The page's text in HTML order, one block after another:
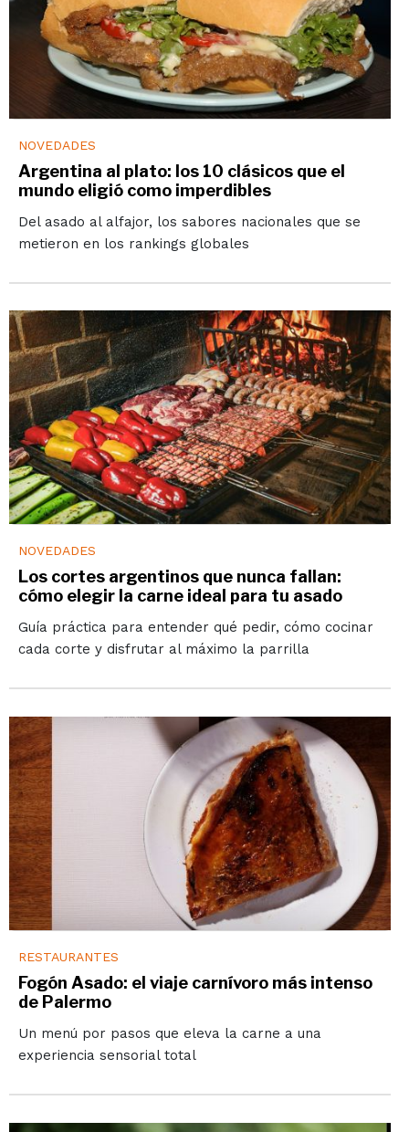
NOVEDADES
Argentina al plato: los 10 clásicos que el
mundo eligió como imperdibles
Del asado al alfajor, los sabores nacionales que se
metieron en los rankings globales
NOVEDADES
Los cortes argentinos que nunca fallan:
cómo elegir la carne ideal para tu asado
Guía práctica para entender qué pedir, cómo cocinar
cada corte y disfrutar al máximo la parrilla
RESTAURANTES
Fogón Asado: el viaje carnívoro más intenso
de Palermo
Un menú por pasos que eleva la carne a una
experiencia sensorial total